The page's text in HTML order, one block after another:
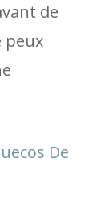
de
peux
De